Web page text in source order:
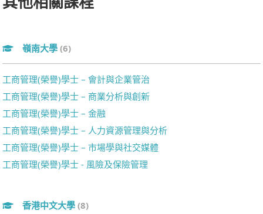
嶺南大學 (6)
工商管理(榮譽)學士 – 會計與企業管治
工商管理(榮譽)學士 – 商業分析與創新
工商管理(榮譽)學士 – 金融
工商管理(榮譽)學士 – 人力資源管理與分析
工商管理(榮譽)學士 – 市場學與社交媒體
工商管理(榮譽)學士 - 風險及保險管理
香港中文大學 (8)